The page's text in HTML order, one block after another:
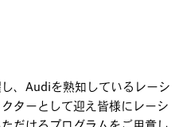
、Audiを熟知しているレーシ
ターとして迎え 皆様にレーシ